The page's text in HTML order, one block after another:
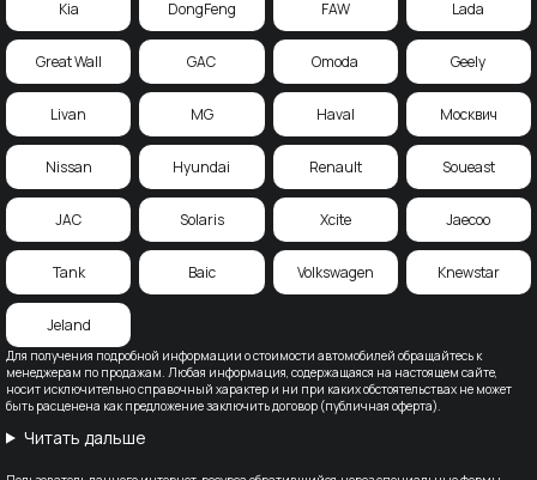
Для получения подробной информации о стоимости автомобилей обращайтесь к
менеджерам по продажам. Любая информация, содержащаяся на настоящем сайте,
носит исключительно справочный характер и ни при каких обстоятельствах не может
быть расценена как предложение заключить договор (публичная оферта).
Читать дальше
Kia DongFeng FAW Lada
Great Wall GAC Omoda Geely
Livan MG Haval Москвич
Nissan Hyundai Renault Soueast
JAC Solaris Xcite Jaecoo
Tank Baic Volkswagen Knewstar
Jeland